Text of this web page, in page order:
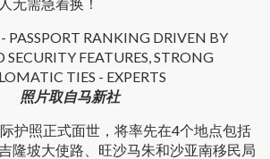
照片取自马新社
护照正式面世，将率先在4个地点包括
隆坡大使路、旺沙马朱和沙亚南移民局